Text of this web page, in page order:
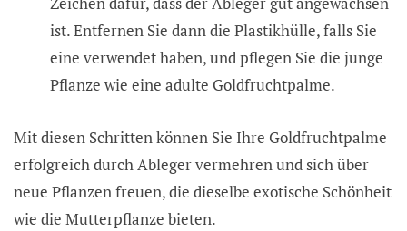
ist. Entfernen Sie dann die Plastikhülle, falls Sie
eine verwendet haben, und pflegen Sie die junge
Pflanze wie eine adulte Goldfruchtpalme.
Mit diesen Schritten können Sie Ihre Goldfruchtpalme
erfolgreich durch Ableger vermehren und sich über
neue Pflanzen freuen, die dieselbe exotische Schönheit
wie die Mutterpflanze bieten.